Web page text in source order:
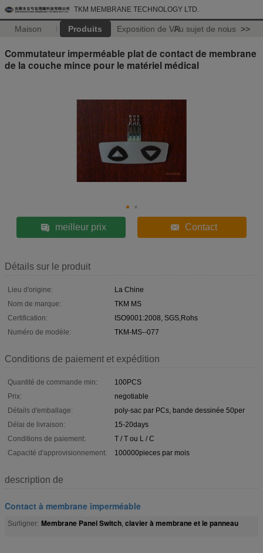
TKM MEMBRANE TECHNOLOGY LTD.
Maison Produits Exposition de VRAu sujet de nous >>
Commutateur imperméable plat de contact de membrane
de la couche mince pour le matériel médical
meilleur prix Contact
Détails sur le produit
Lieu d'origine:
La Chine
Nom de marque:
TKM MS
Certification:
ISO9001:2008, SGS,Rohs
Numéro de modèle:
TKM-MS--077
Conditions de paiement et expédition
Quantité de commande min:
100PCS
Prix:
negotiable
Détails d'emballage:
poly-sac par PCs, bande dessinée 50per
Délai de livraison:
15-20days
Conditions de paiement:
T / T ou L / C
Capacité d'approvisionnement:
100000pieces par mois
description de
Contact à membrane imperméable
Surligner: Membrane Panel Switch, clavier à membrane et le panneau